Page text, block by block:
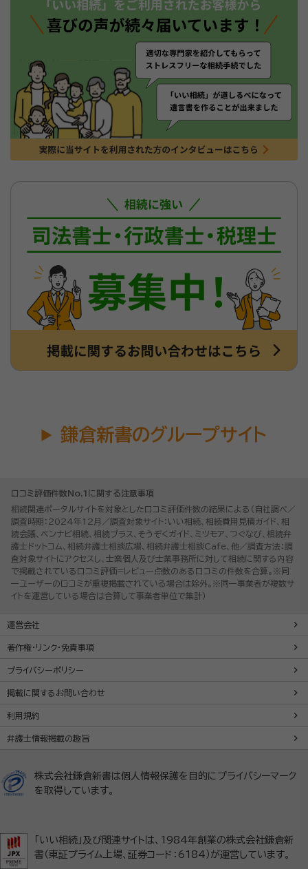
鎌倉新書のグループサイト
口コミ評価件数No.1に関する注意事項
相続関連ポータルサイトを対象とした口コミ評価件数の結果による（自社調べ／
調査時期：2024年12月／調査対象サイト：いい相続、相続費用見積ガイド、相
続会議、ベンナビ相続、相続プラス、そうぞくガイド、ミツモア、つぐなび、相続弁
護士ドットコム、相続弁護士相談広場、相続弁護士相談Cafe、他／調査方法：調
査対象サイトにアクセスし、士業個人及び士業事務所に対して相続に関する内容
で掲載されている口コミ評価=レビュー点数のある口コミの件数を合算。※同
一ユーザーの口コミが重複掲載されている場合は除外。※同一事業者が複数サ
イトを運営している場合は合算して事業者単位で集計）
運営会社
著作権・リンク・免責事項
プライバシーポリシー
掲載に関するお問い合わせ
利用規約
弁護士情報掲載の趣旨
株式会社鎌倉新書は個人情報保護を目的にプライバシーマーク
を取得しています。
「いい相続」及び関連サイトは、1984年創業の株式会社鎌倉新
書（東証プライム上場、証券コード：6184）が運営しています。